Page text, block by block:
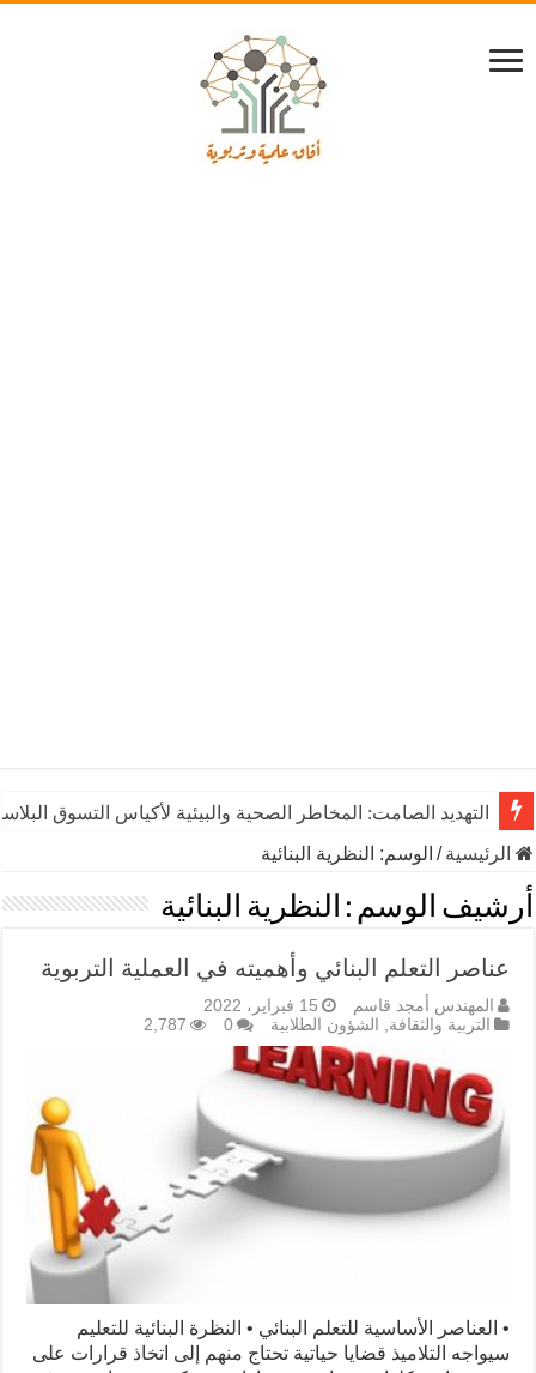
التهديد الصامت: المخاطر الصحية والبيئية لأكياس التسوق
الرئيسية/ الوسم: النظرية البنائية
أرشيف الوسم : النظرية البنائية
عناصر التعلم البنائي وأهميته في العملية التربوية
المهندس أمجد قاسم
15 فبراير، 2022
التربية والثقافة, الشؤون الطلابية 0
2,787
• العناصر الأساسية للتعلم البنائي • النظرة البنائية للتعليم
سيواجه التلاميذ قضايا حياتية تحتاج منهم إلى اتخاذ قرارات على